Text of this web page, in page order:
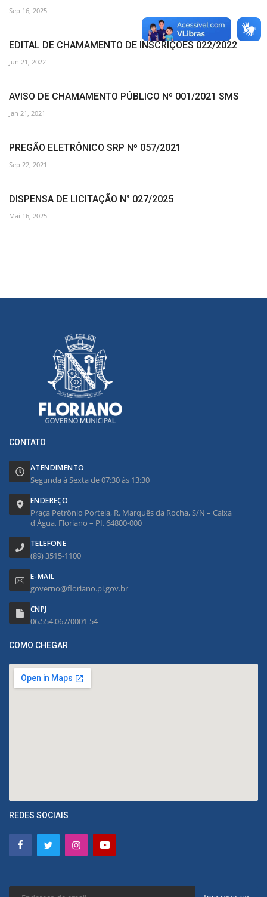
Sep 16, 2025
EDITAL DE CHAMAMENTO DE INSCRIÇÕES 022/2022
Jun 21, 2022
AVISO DE CHAMAMENTO PÚBLICO Nº 001/2021 SMS
Jan 21, 2021
PREGÃO ELETRÔNICO SRP Nº 057/2021
Sep 22, 2021
DISPENSA DE LICITAÇÃO N° 027/2025
Mai 16, 2025
CONTATO
ATENDIMENTO
Segunda à Sexta de 07:30 às 13:30
ENDEREÇO
Praça Petrônio Portela, R. Marquês da Rocha, S/N – Caixa
d'Água, Floriano – PI, 64800-000
TELEFONE
(89) 3515-1100
E-MAIL
governo@floriano.pi.gov.br
CNPJ
06.554.067/0001-54
COMO CHEGAR
REDES SOCIAIS